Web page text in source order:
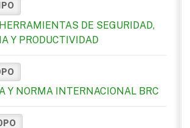
DE SEGURIDAD,
Y PRODUCTIVIDAD
Y NORMA INTERNACIONAL BRC